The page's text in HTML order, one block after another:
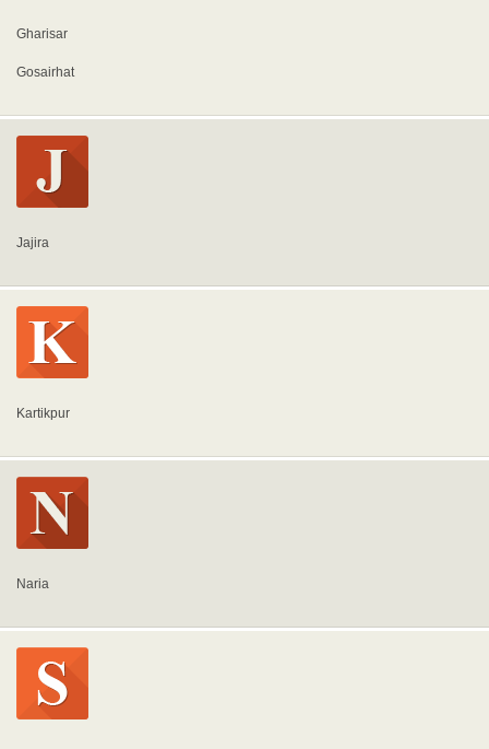
Gharisar
Gosairhat
Jajira
Kartikpur
Naria